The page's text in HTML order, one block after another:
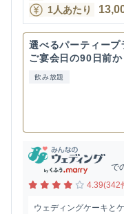
1人あたり
選べるパーティー
ご宴会日の90日前
飲み放題
で
4.39(342
ウェディングケーキと